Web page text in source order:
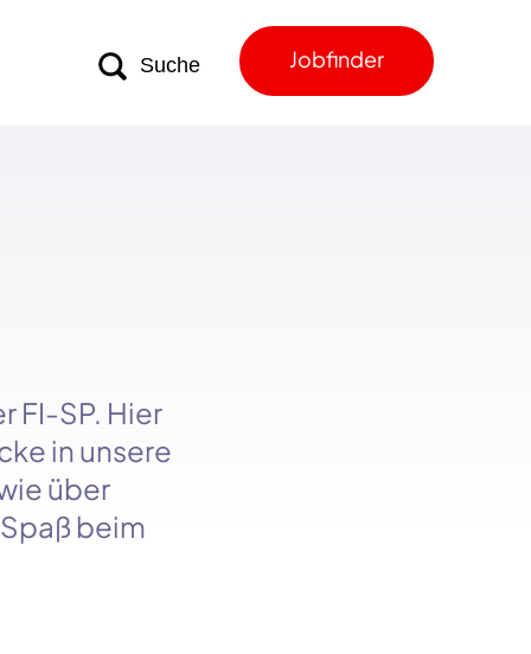
Jobfinder
FI-SP. Hier
in unsere
über
beim